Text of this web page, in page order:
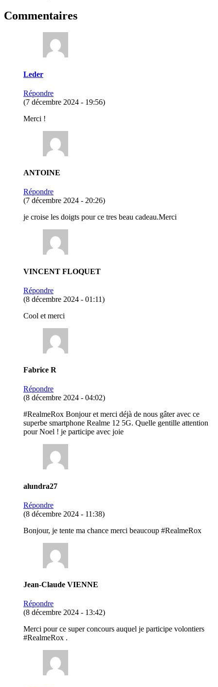
Commentaires
Leder
Répondre
(7 décembre 2024 - 19:56)
Merci !
ANTOINE
Répondre
(7 décembre 2024 - 20:26)
je croise les doigts pour ce tres beau cadeau.Merci
VINCENT FLOQUET
Répondre
(8 décembre 2024 - 01:11)
Cool et merci
Fabrice R
Répondre
(8 décembre 2024 - 04:02)
#RealmeRox Bonjour et merci déjà de nous gâter avec ce
superbe smartphone Realme 12 5G. Quelle gentille attention
pour Noel ! je participe avec joie
alundra27
Répondre
(8 décembre 2024 - 11:38)
Bonjour, je tente ma chance merci beaucoup #RealmeRox
Jean-Claude VIENNE
Répondre
(8 décembre 2024 - 13:42)
Merci pour ce super concours auquel je participe volontiers
#RealmeRox .